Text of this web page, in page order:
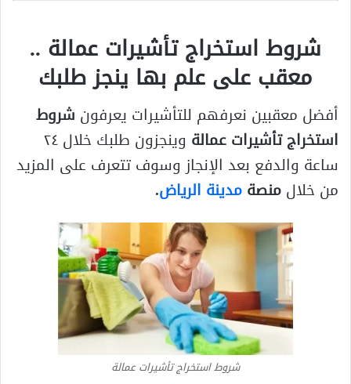
شروط استخراج تأشيرات عمالة ..
معقب على علم بها ينجز طلبك
أفضل معقبين نعرفهم للتأشيرات يعرفون شروط
استخراج تأشيرات عمالة
وينجزون طلبك خلال ٢٤
ساعة والدفع بعد الإنجاز وسوف تتعرف على المزيد
من خلالمنصةمدينة الرياض.
شروط استخراج تأشيرات عمالة